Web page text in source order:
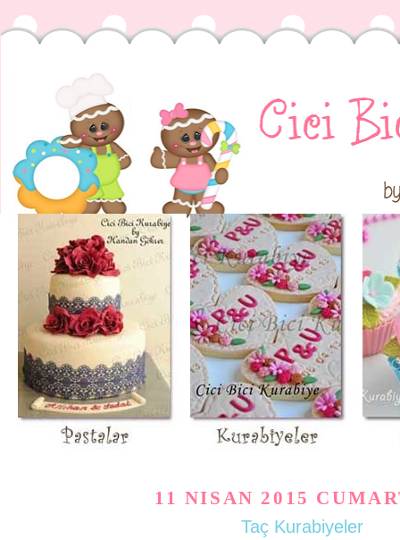
11 NISAN 2015
Taç Kurabiyeler